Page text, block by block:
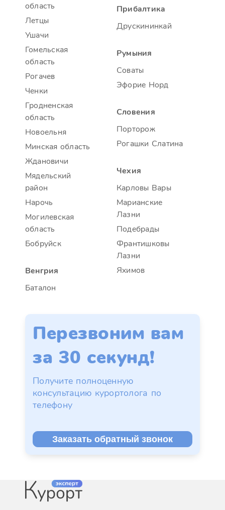
область
Летцы
Ушачи
Гомельская
область
Рогачев
Ченки
Гродненская
область
Новоельня
Минская область
Ждановичи
Мядельский
район
Нарочь
Могилевская
область
Бобруйск
Венгрия
Баталон
Прибалтика
Друскининкай
Румыния
Соваты
Эфорие Норд
Словения
Порторож
Рогашки Слатина
Чехия
Карловы Вары
Марианские
Лазни
Подебрады
Франтишковы
Лазни
Яхимов
Перезвоним вам
за 30 секунд!
Получите полноценную
консультацию курортолога по
телефону
Заказать обратный звонок